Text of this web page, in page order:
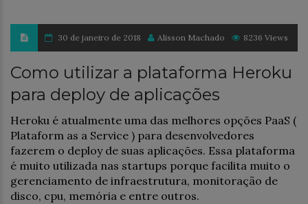
30 de janeiro de 2018 Alisson Machado 8236 Views
Como utilizar a plataforma Heroku
para deploy de aplicações
Heroku é atualmente uma das melhores opções PaaS (
Plataform as a Service ) para desenvolvedores
fazerem o deploy de suas aplicações. Essa plataforma
é muito utilizada nas startups porque facilita muito o
gerenciamento de infraestrutura, monitoração de
disco, cpu, memória e entre outros.